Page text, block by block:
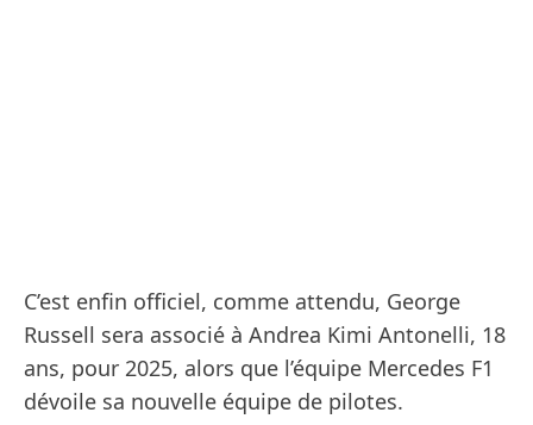
C’est enfin officiel, comme attendu, George
Russell sera associé à Andrea Kimi Antonelli, 18
ans, pour 2025, alors que l’équipe Mercedes F1
dévoile sa nouvelle équipe de pilotes.